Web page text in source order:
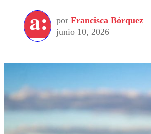
por Francisca Bórquez
junio 10, 2026